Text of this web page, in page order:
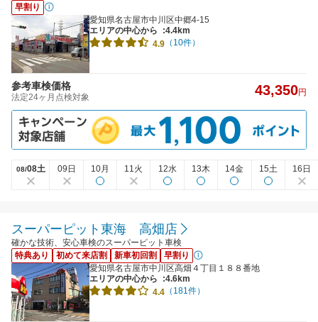
早割り
愛知県名古屋市中川区中郷4-15
エリアの中心から
:4.4km
4.9 （10件）
参考車検価格
法定24ヶ月点検対象 43,350円
08/08土 09日 10月 11火 12水 13木 14金 15土 16日
スーパーピット東海 高畑店
確かな技術、安心車検のスーパーピット車検
特典あり
初めて来店割 新車初回割
早割り
愛知県名古屋市中川区高畑４丁目１８８番地
エリアの中心から
:4.6km
4.4 （181件）